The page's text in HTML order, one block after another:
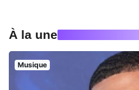
À la une
Musique